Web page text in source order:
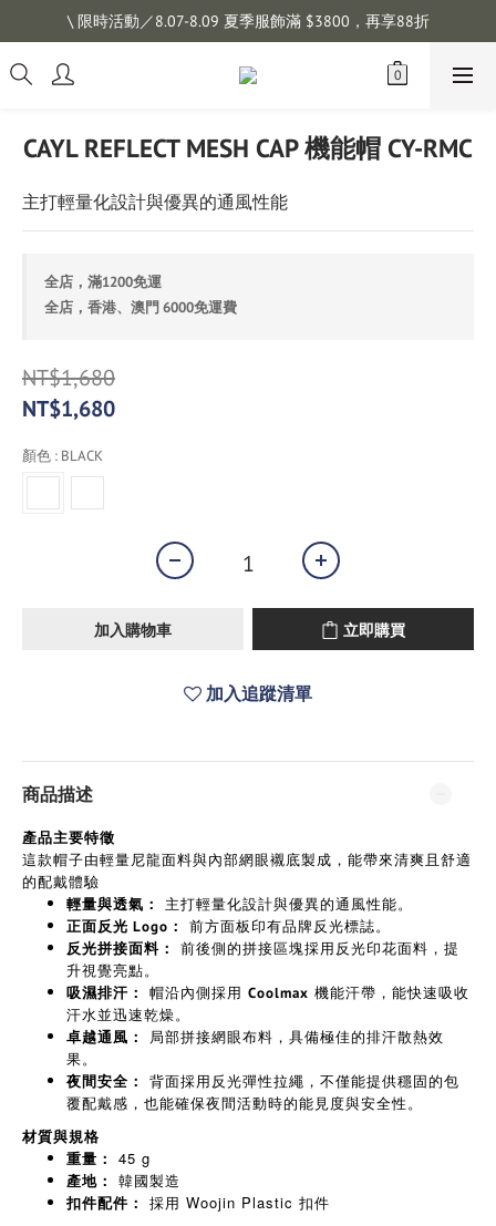
註冊會員拿購物金 $100，滿$1200免運
\ 限時活動／8.07-8.09 夏季服飾滿 $3800，再享88折
註冊會員拿購物金 $100，滿$1200免運
CAYL REFLECT MESH CAP 機能帽 CY-RMC
主打輕量化設計與優異的通風性能
全店，滿1200免運
全店，香港、澳門 6000免運費
NT$1,680
NT$1,680
顏色 : BLACK
加入購物車 立即購買
加入追蹤清單
商品描述
產品主要特徵
這款帽子由輕量尼龍面料與內部網眼襯底製成，能帶來清爽且舒適
的配戴體驗
輕量與透氣： 主打輕量化設計與優異的通風性能。
正面反光 Logo： 前方面板印有品牌反光標誌。
反光拼接面料：
前後側的拼接區塊採用反光印花面料，提
升視覺亮點。
吸濕排汗： 帽沿內側採用 Coolmax 機能汗帶，能快速吸收
汗水並迅速乾燥。
卓越通風：
局部拼接網眼布料，具備極佳的排汗散熱效
果。
夜間安全：
背面採用反光彈性拉繩，不僅能提供穩固的包
覆配戴感，也能確保夜間活動時的能見度與安全性。
材質與規格
重量：
45 g
產地： 韓國製造
扣件配件： 採用 Woojin Plastic 扣件